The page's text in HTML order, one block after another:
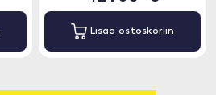
Lisää ostoskoriin